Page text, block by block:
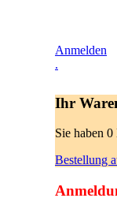
Anmelden
.
Ihr
Sie haben
Bestellung